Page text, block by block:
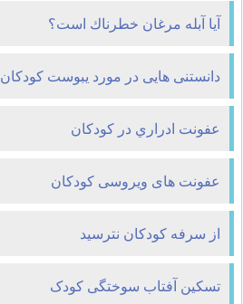
آيا آبله مرغان خطرناك است؟
دانستنی هایی در مورد یبوست کودکان
عفونت ادراري در كودكان
عفونت های ویروسی کودکان
از سرفه کودکان نترسید
تسکین آفتاب سوختگی کودک